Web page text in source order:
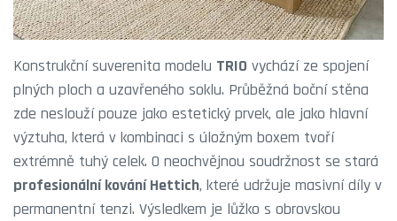
Konstrukční suverenita modelu TRIO vychází ze spojení
plných ploch a uzavřeného soklu. Průběžná boční stěna
zde neslouží pouze jako estetický prvek, ale jako hlavní
výztuha, která v kombinaci s úložným boxem tvoří
extrémně tuhý celek. O neochvějnou soudržnost se stará
profesionální kování Hettich, které udržuje masivní díly v
permanentní tenzi. Výsledkem je lůžko s obrovskou